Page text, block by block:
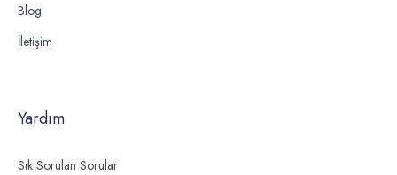
Blog
İletişim
Yardım
Sık Sorulan Sorular